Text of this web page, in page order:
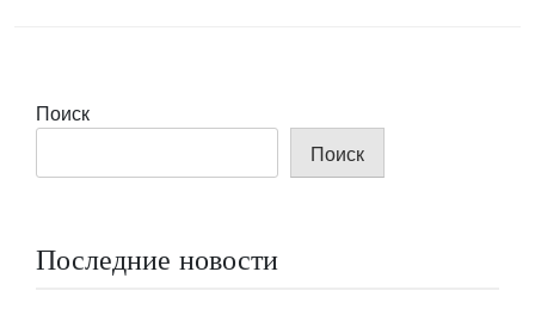
Поиск
Поиск
Последние новости